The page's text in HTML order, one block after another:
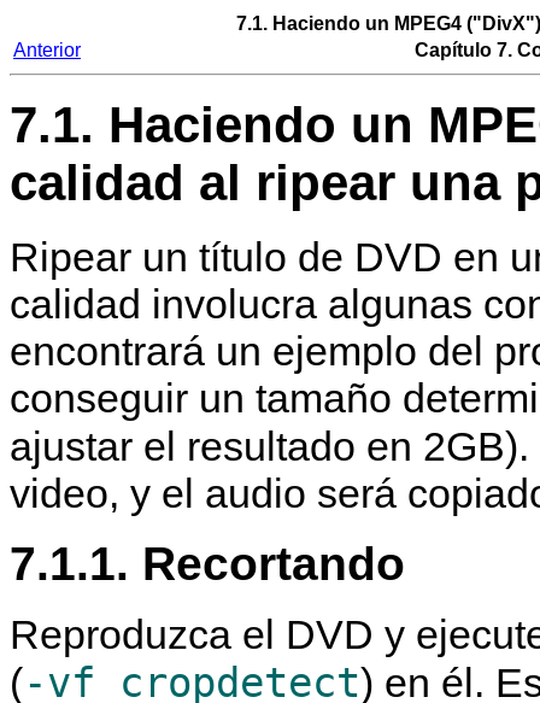
7.1. Haciendo un MPEG4
Anterior
Capítulo 7.
7.1. Haciendo un
calidad al ripear una
Ripear un título de DVD en
calidad involucra algunas
encontrará un ejemplo del
conseguir un tamaño
ajustar el resultado en 2GB).
video, y el audio será
7.1.1. Recortando
Reproduzca el DVD y
(-vf cropdetect) en él.